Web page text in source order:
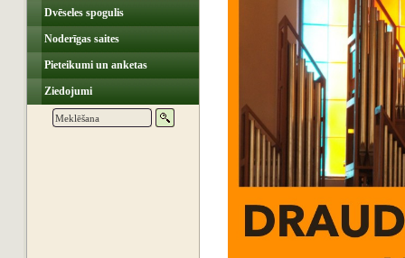
Dvēseles spogulis
Noderīgas saites
Pieteikumi un anketas
Ziedojumi